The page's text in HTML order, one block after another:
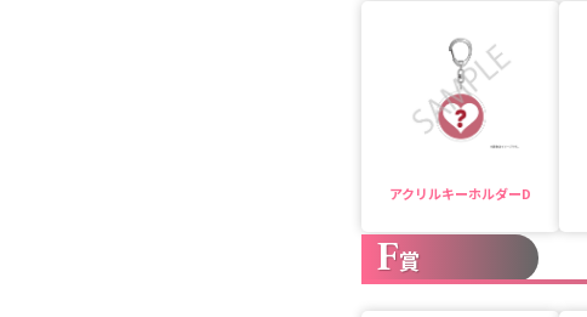
アクリルキーホルダーD
F賞